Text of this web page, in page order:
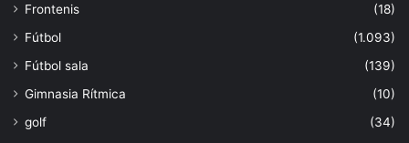
Frontenis
(18)
Fútbol
(1.093)
Fútbol sala
(139)
Gimnasia Rítmica
(10)
golf
(34)